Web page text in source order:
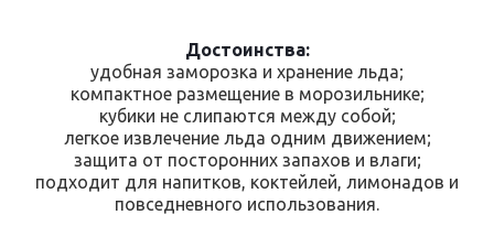
Достоинства:
удобная заморозка и хранение льда;
компактное размещение в морозильнике;
кубики не слипаются между собой;
легкое извлечение льда одним движением;
защита от посторонних запахов и влаги;
подходит для напитков, коктейлей, лимонадов и
повседневного использования.